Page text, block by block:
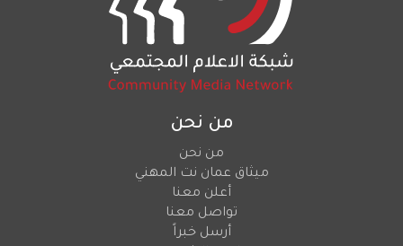
من نحن
من نحن
ميثاق عمان نت المهني
أعلن معنا
تواصل معنا
أرسل خبراً